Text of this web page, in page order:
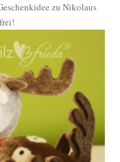
zu Nikolaus